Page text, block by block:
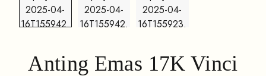
Anting Emas 17K Vinci